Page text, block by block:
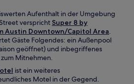
Aufenthalt in der Umgebung
verspricht Super 8 by
Austin Downtown/Capitol Area.
Gäste Folgendes: ein Außenpool
geöffnet) und inbegriffenes
Mitnehmen.
ist ein weiteres
Motel in der Gegend.